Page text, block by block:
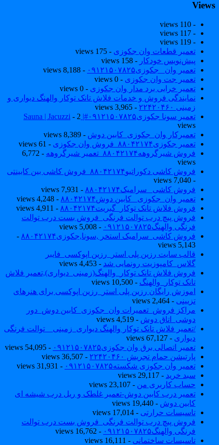
- 110 views
- 117 views
- 119 views
تعمیر قطعات وان جکوزی - 175 views
پیش‌نویس خودکار- 158 views
تعمیر وان _جکوزی۰۹۱۲۱۵۰۷۸۲۵
- 8,188 views
تعمیر جت وان جکوزی - 0 views
تعمیر خرابی برد مدار وان جکوزی - 0 views
نمایندگی فروش و خدمات فلاش تانک توکار والهنگ دیواری و
زمینی ۲۲۴۲۰۴۶۰
- 3,965 views
تعمیر سونا جکوزی۰۹۱۲۱۵۰۷۸۲۵#| Sauna | Jacuzzi
- 2
views
تعمیرکار وان_جکوزی_کابین دوش- 8,389 views
تعمیر جکوزی۸۸۰۴۲۱۷۴_فروش وان جکوزی
- 61 views
فروش شیرگروهه۸۸۰۴۲۱۷۴_تعمیر شیرگروهه
- 6,772
views
فروش کاشی دکوراتیو۸۸۰۴۲۱۷۴_فروش کاشی بین کابینتی
فروش کاشی _سرامیک۸۸۰۴۲۱۷۴
- 7,931 views
تعمیر وان_جکوزی_ کابین دوش۸۸۰۴۲۱۷۴
- 4,248 views
فروش فلاش تانک توکار_گبریت۸۸۰۴۲۱۷۴
- 4,911 views
فروش پیچ درب توالت فرنگی_فروش بست درب توالت
فرنگی والهنگ۰۹۱۲۱۵۰۷۸۲۵
- 5,008 views
فروش کاشی_سرامیک استخر ,سونا,جکوزی۸۸۰۴۲۱۷۴
-
5,143 views
قالب سایت رزین پلی استر_رزین اپوکسی_فایبر
گلاس_کامپوزیت رونمایی شد- 4,453 views
فروش فلاش تانک توکار_والهنگ(زمینی_دیواری),تعمیر فلاش
تانک توکار_والهنگ- 10,500 views
اموزش رایگان رزین پلی استر_رزین اپوکسی برای هنرهای
تزیینی- 2,464 views
مراکز فروش_تعمیرات وان_جکوزی_کابین دوش_دور
دوشی_اتاق دوش- 4,519 views
/تعمیر فلاش تانک توکار والهنگ دیواری_زمینی _ توالت فرنگی
دیواری - 67,127 views
تعمیر اتصالی برق وان جکوزی۰۹۱۲۱۵۰۷۸۲۵
- 54,095 views
پارتیشن حمام تجریش ۲۲۴۲۰۴۶۰
- 36,507 views
تعمیر وان جکوزی شکسته۰۹۱۲۱۵۰۷۸۲۵
- 31,931 views
سبد خرید - 29,117 views
حساب کاربری من- 23,107 views
تعمیر درب کابین دوش-تعمیر غلطک و ریل درب شیشه ای
کابین دوش- 19,440 views
تاسیسات حرارتی- 17,014 views
فروش پیچ درب توالت فرنگی_فروش بست درب توالت
فرنگی والهنگ۰۹۱۲۱۵۰۷۸۲۵
- 16,762 views
تاسیسات ساختمانی- 16,111 views